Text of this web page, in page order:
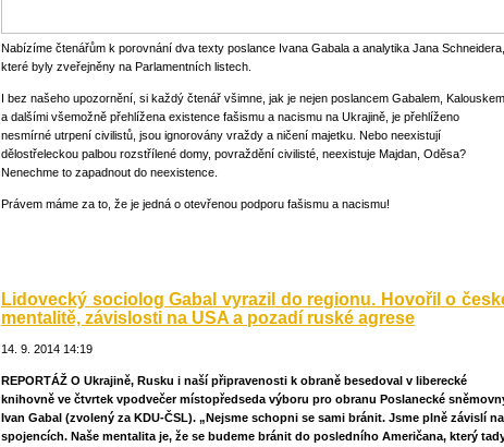
Nabízíme čtenářům k porovnání dva texty poslance Ivana Gabala a analytika Jana Schneidera,
které byly zveřejněny na Parlamentních listech.
I bez našeho upozornění, si každý čtenář všimne, jak je nejen poslancem Gabalem, Kalouskem
a dalšími všemožně přehlížena existence fašismu a nacismu na Ukrajině, je přehlíženo
nesmírné utrpení civilistů, jsou ignorovány vraždy a ničení majetku. Nebo neexistují
dělostřeleckou palbou rozstřílené domy, povraždění civilisté, neexistuje Majdan, Oděsa?
Nenechme to zapadnout do neexistence.
Právem máme za to, že je jedná o otevřenou podporu fašismu a nacismu!
Lidovecký sociolog Gabal vyrazil do regionu. Hovořil o
mentalitě, závislosti na USA a pozadí ruské agrese
14. 9. 2014 14:19
REPORTÁŽ O Ukrajině, Rusku i naší připravenosti k obraně besedoval v liberecké
knihovně ve čtvrtek vpodvečer místopředseda výboru pro obranu Poslanecké
Ivan Gabal (zvolený za KDU-ČSL). „Nejsme schopni se sami bránit. Jsme plně závislí na
spojencích. Naše mentalita je, že se budeme bránit do posledního Američana, který